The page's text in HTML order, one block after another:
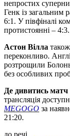
непростих
Генк із загальним
6:1. У півфіналі
протистоянні – 4:3.
Астон Вілла
переконливо.
розтрощили
без особливих
Де дивитись
трансляція
MEGOGO за
21:20.